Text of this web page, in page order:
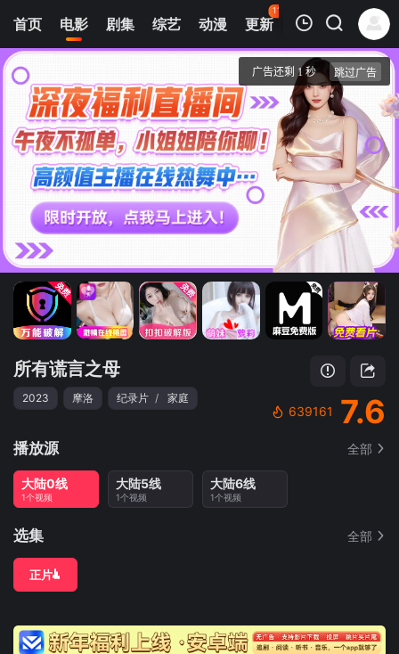
首页 电影 剧集 综艺 动漫 更新
113
热榜 APP
正片
所有谎言之母
清空
所有谎言之母
2023 摩洛 纪录片 / 家庭
639161 7.6
播放源 全部
大陆0线
1个视频
大陆5线
1个视频
大陆6线
1个视频
选集 全部
正片